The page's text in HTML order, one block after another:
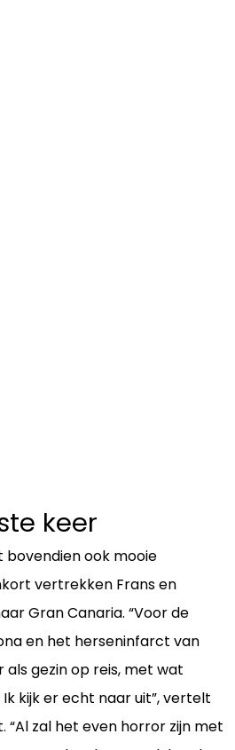
keer
bovendien ook mooie
vertrekken Frans en
Gran Canaria. “Voor de
en het herseninfarct van
als gezin op reis, met wat
kijk er echt naar uit”, vertelt
“Al zal het even horror zijn met